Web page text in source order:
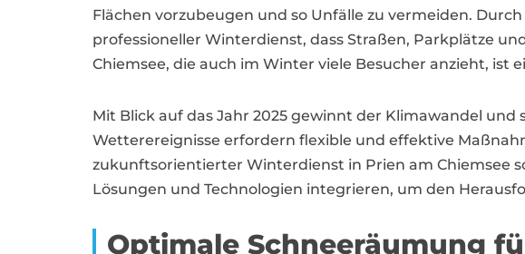
Flächen vorzubeugen und so Unfälle zu vermeiden.
professioneller Winterdienst, dass Straßen, Parkplätze
Chiemsee, die auch im Winter viele Besucher anzieht,
Mit Blick auf das Jahr 2025 gewinnt der Klimawandel
Wetterereignisse erfordern flexible und effektive
zukunftsorientierter Winterdienst in Prien am Chiemsee
Lösungen und Technologien integrieren, um den
Optimale Schneeräumung